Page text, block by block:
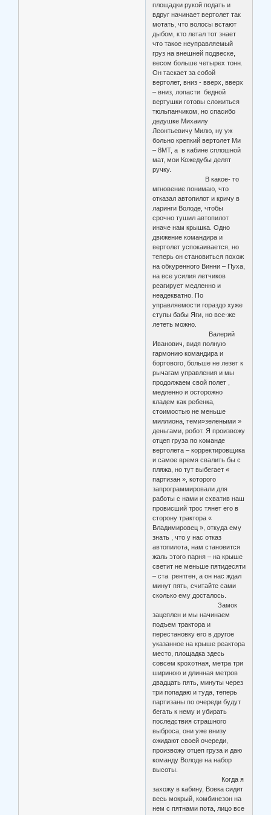
площадки рукой подать и
вдруг начинает вертолет так
мотать, что волосы встают
дыбом, кто летал тот знает
что такое неуправляемый
груз на внешней подвеске,
весом больше четырех тонн.
Он таскает за собой
вертолет, вниз - вверх, вверх
– вниз, лопасти бедной
вертушки готовы сложиться
тюльпанчиком, но спасибо
дедушке Михаилу
Леонтьевичу Милю, ну уж
больно крепкий вертолет Ми
– 8МТ, а в кабине сплошной
мат, мои Кожедубы делят
ручку.
В какое- то
мгновение понимаю, что
отказал автопилот и кричу в
ларинги Володе, чтобы
срочно тушил автопилот
иначе нам крышка. Одно
движение командира и
вертолет успокаивается, но
теперь он становиться похож
на обкуренного Винни – Пуха,
на все усилия летчиков
реагирует медленно и
неадекватно. По
управляемости гораздо хуже
ступы бабы Яги, но все-же
лететь можно.
Валерий
Иванович, видя полную
гармонию командира и
бортового, больше не лезет к
рычагам управления и мы
продолжаем свой полет ,
медленно и осторожно
кладем как ребенка,
стоимостью не меньше
миллиона, теми»зелеными »
деньгами, робот. Я произвожу
отцеп груза по команде
вертолета – корректировщика
и самое время свалить бы с
пляжа, но тут выбегает «
партизан », которого
запрограммировали для
работы с нами и схватив наш
провисший трос тянет его в
сторону трактора «
Владимировец », откуда ему
знать , что у нас отказ
автопилота, нам становится
жаль этого парня – на крыше
светит не меньше пятидесяти
– ста рентген, а он нас ждал
минут пять, считайте сами
сколько ему досталось.
Замок
зацеплен и мы начинаем
подъем трактора и
перестановку его в другое
указанное на крыше реактора
место, площадка здесь
совсем крохотная, метра три
шириною и длинная метров
двадцать пять, минуты через
три попадаю и туда, теперь
партизаны по очереди будут
бегать к нему и убирать
последствия страшного
выброса, они уже внизу
ожидают своей очереди,
произвожу отцеп груза и даю
команду Володе на набор
высоты.
Когда я
захожу в кабину, Вовка сидит
весь мокрый, комбинезон на
нем с пятнами пота, лицо все